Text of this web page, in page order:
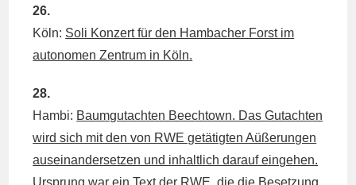
26.
Köln: Soli Konzert für den Hambacher Forst im
autonomen Zentrum in Köln.
28.
Hambi: Baumgutachten Beechtown. Das Gutachten
wird sich mit den von RWE getätigten Aüßerungen
auseinandersetzen und inhaltlich darauf eingehen.